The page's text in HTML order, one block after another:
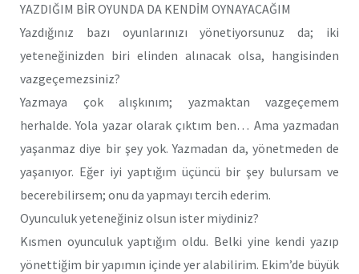
YAZDIĞIM BİR OYUNDA DA KENDİM OYNAYACAĞIM
Yazdığınız bazı oyunlarınızı yönetiyorsunuz da; iki
yeteneğinizden biri elinden alınacak olsa, hangisinden
vazgeçemezsiniz?
Yazmaya çok alışkınım; yazmaktan vazgeçemem
herhalde. Yola yazar olarak çıktım ben… Ama yazmadan
yaşanmaz diye bir şey yok. Yazmadan da, yönetmeden de
yaşanıyor. Eğer iyi yaptığım üçüncü bir şey bulursam ve
becerebilirsem; onu da yapmayı tercih ederim.
Oyunculuk yeteneğiniz olsun ister miydiniz?
Kısmen oyunculuk yaptığım oldu. Belki yine kendi yazıp
yönettiğim bir yapımın içinde yer alabilirim. Ekim’de büyük